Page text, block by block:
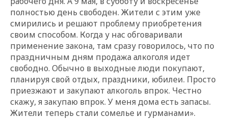
полностью день свободен. Жители с этим уже
смирились и решают проблему приобретения
своим способом. Когда у нас обговаривали
применение закона, там сразу говорилось, что по
праздничным дням продажа алкоголя идет
свободно. Обычно в выходные люди покупают,
планируя свой отдых, праздники, юбилеи. Просто
приезжают и закупают алкоголь впрок. Честно
скажу, я закупаю впрок. У меня дома есть запасы.
Жители теперь стали сомелье и гурманами».